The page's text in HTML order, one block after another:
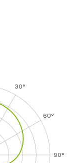
30°
60°
90°